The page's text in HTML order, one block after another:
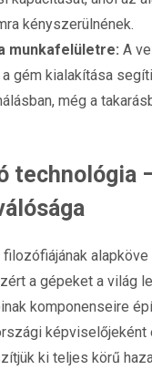
kényszerülnének.
munkafelületre: A
gém kialakítása
még a
technológia
alapköve
a gépeket a világ
komponenseire
képviselőjeként
ki teljes körű